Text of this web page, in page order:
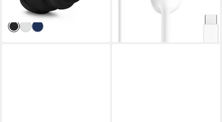
Transparenzmodus, Alexa,
Google Assistant, Kabelloser
Over-Ear-Kopfhörer mit True
-47%
lieferbar - in 3-4 Werktagen bei dir
lieferbar - am nächsten Werktag